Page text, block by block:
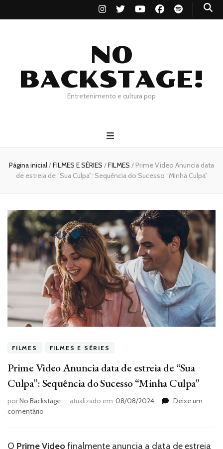
NO
BACKSTAGE!
Entretenimento e cultura pop
Página inicial/FILMES E SÉRIES /FILMES / Prime Video Anuncia data
de estreia de “Sua Culpa”: Sequência do Sucesso “Minha Culpa”
FILMES FILMES E SÉRIES
Prime Video Anuncia data de estreia de “Sua
Culpa”: Sequência do Sucesso “Minha Culpa”
porNo Backstage atualizado em 08/08/2024
Deixe um
comentário
Anuncia
O Prime Videofinalmente anuncia a data de estreia